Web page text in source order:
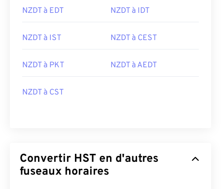
NZDT à EDT NZDT à IDT
NZDT à IST NZDT à CEST
NZDT à PKT NZDT à AEDT
NZDT à CST
Convertir HST en d'autres
fuseaux horaires